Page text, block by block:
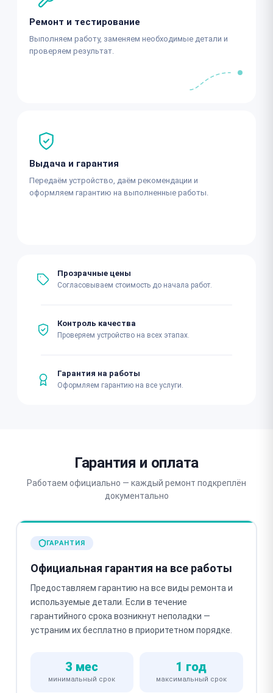
Ремонт и тестирование
Выполняем работу, заменяем необходимые детали и
проверяем результат.
Выдача и гарантия
Передаём устройство, даём рекомендации и
оформляем гарантию на выполненные работы.
Прозрачные цены
Согласовываем стоимость до начала работ.
Контроль качества
Проверяем устройство на всех этапах.
Гарантия на работы
Оформляем гарантию на все услуги.
Гарантия и оплата
Работаем официально — каждый ремонт подкреплён
документально
ГАРАНТИЯ
Официальная гарантия на все работы
Предоставляем гарантию на все виды ремонта и
используемые детали. Если в течение
гарантийного срока возникнут неполадки —
устраним их бесплатно в приоритетном порядке.
3 мес
минимальный срок
1 год
максимальный срок